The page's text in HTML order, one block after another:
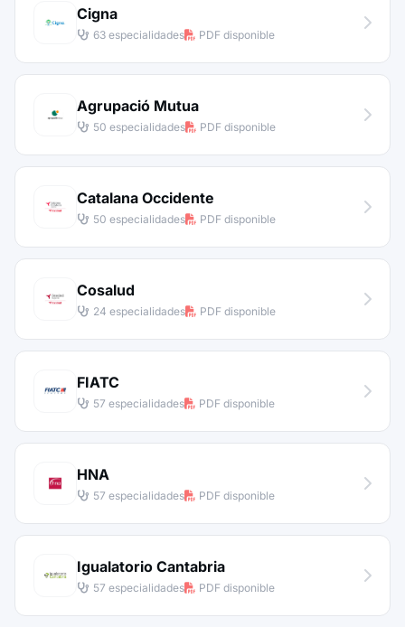
Cigna
63 especialidades PDF disponible
Agrupació Mutua
50 especialidades PDF disponible
Catalana Occidente
50 especialidades PDF disponible
Cosalud
24 especialidades PDF disponible
FIATC
57 especialidades PDF disponible
HNA
57 especialidades PDF disponible
Igualatorio Cantabria
57 especialidades PDF disponible